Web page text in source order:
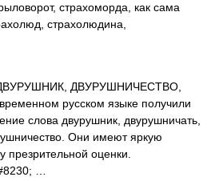
страхоморда, как сама
страхолюдина,
ДВУРУШНИЧЕСТВО,
русском языке получили
слова двурушник, двурушничать,
Они имеют яркую
презрительной оценки.
…